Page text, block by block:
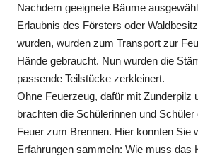
Nachdem geeignete Bäume
Erlaubnis des Försters oder
wurden, wurden zum Transport zur
Hände gebraucht. Nun wurden die
passende Teilstücke zerkleinert.
Ohne Feuerzeug, dafür mit Zunderpilz
brachten die Schülerinnen und Schüler
Feuer zum Brennen. Hier konnten Sie
Erfahrungen sammeln: Wie muss das